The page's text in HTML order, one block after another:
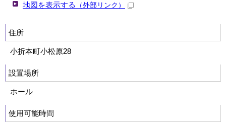
地図を表示する （外部リンク）
住所
小折本町小松原28
設置場所
ホール
使用可能時間